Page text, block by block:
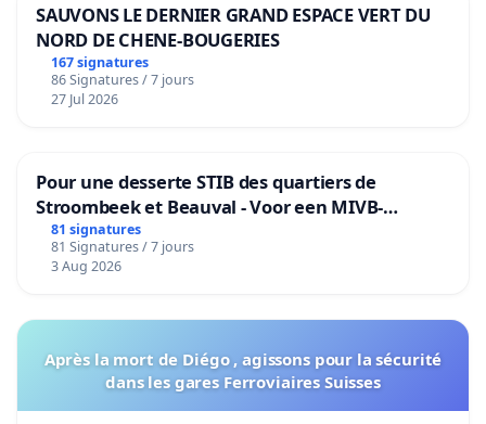
SAUVONS LE DERNIER GRAND ESPACE VERT DU
NORD DE CHENE-BOUGERIES
167 signatures
86 Signatures / 7 jours
27 Jul 2026
Pour une desserte STIB des quartiers de
Stroombeek et Beauval - Voor een MIVB-
bediening van de wijken Strombeek en Het
Voor
81 signatures
81 Signatures / 7 jours
3 Aug 2026
Après la mort de Diégo , agissons pour la sécurité
dans les gares Ferroviaires Suisses